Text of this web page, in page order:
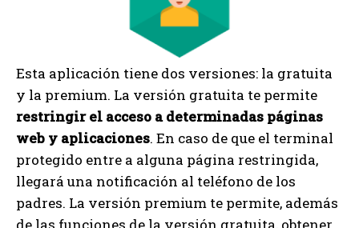
Esta aplicación tiene dos versiones: la gratuita
y la premium. La versión gratuita te permite
restringir el acceso a determinadas páginas
web y aplicaciones. En caso de que el terminal
protegido entre a alguna página restringida,
llegará una notificación al teléfono de los
padres. La versión premium te permite, además